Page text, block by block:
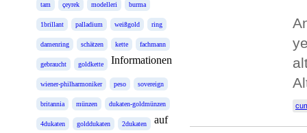
tam çeyrek modelleri burma
1brillant palladium weißgold ring
damenring schätzen kette fachmann
gebraucht goldkette
wiener-philharmoniker peso sovereign
britannia münzen dukaten-goldmünzen
4dukaten golddukaten 2dukaten
Informationen
auf